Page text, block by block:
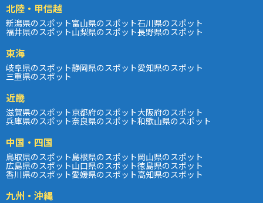
北陸・甲信越
新潟県のスポット富山県のスポット石川県のスポット
福井県のスポット山梨県のスポット長野県のスポット
東海
岐阜県のスポット静岡県のスポット愛知県のスポット
三重県のスポット
近畿
滋賀県のスポット京都府のスポット大阪府のスポット
兵庫県のスポット奈良県のスポット和歌山県のスポット
中国・四国
鳥取県のスポット島根県のスポット岡山県のスポット
広島県のスポット山口県のスポット徳島県のスポット
香川県のスポット愛媛県のスポット高知県のスポット
九州・沖縄